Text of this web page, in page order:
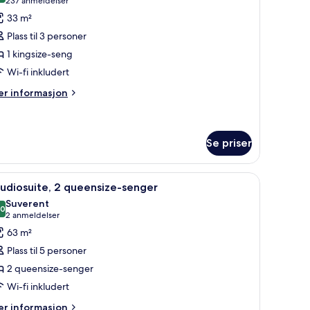
anmeldelser)
33 m²
Plass til 3 personer
1 kingsize-seng
Wi-fi inkludert
informasjon
Se priser
senger med overmadrass Studiosuite, 2 queensize-senger |
9 2 queensize-senger
av 10
Suverent
2 anmeldelser
(2
anmeldelser)
63 m²
Plass til 5 personer
2 queensize-senger
Wi-fi inkludert
informasjon